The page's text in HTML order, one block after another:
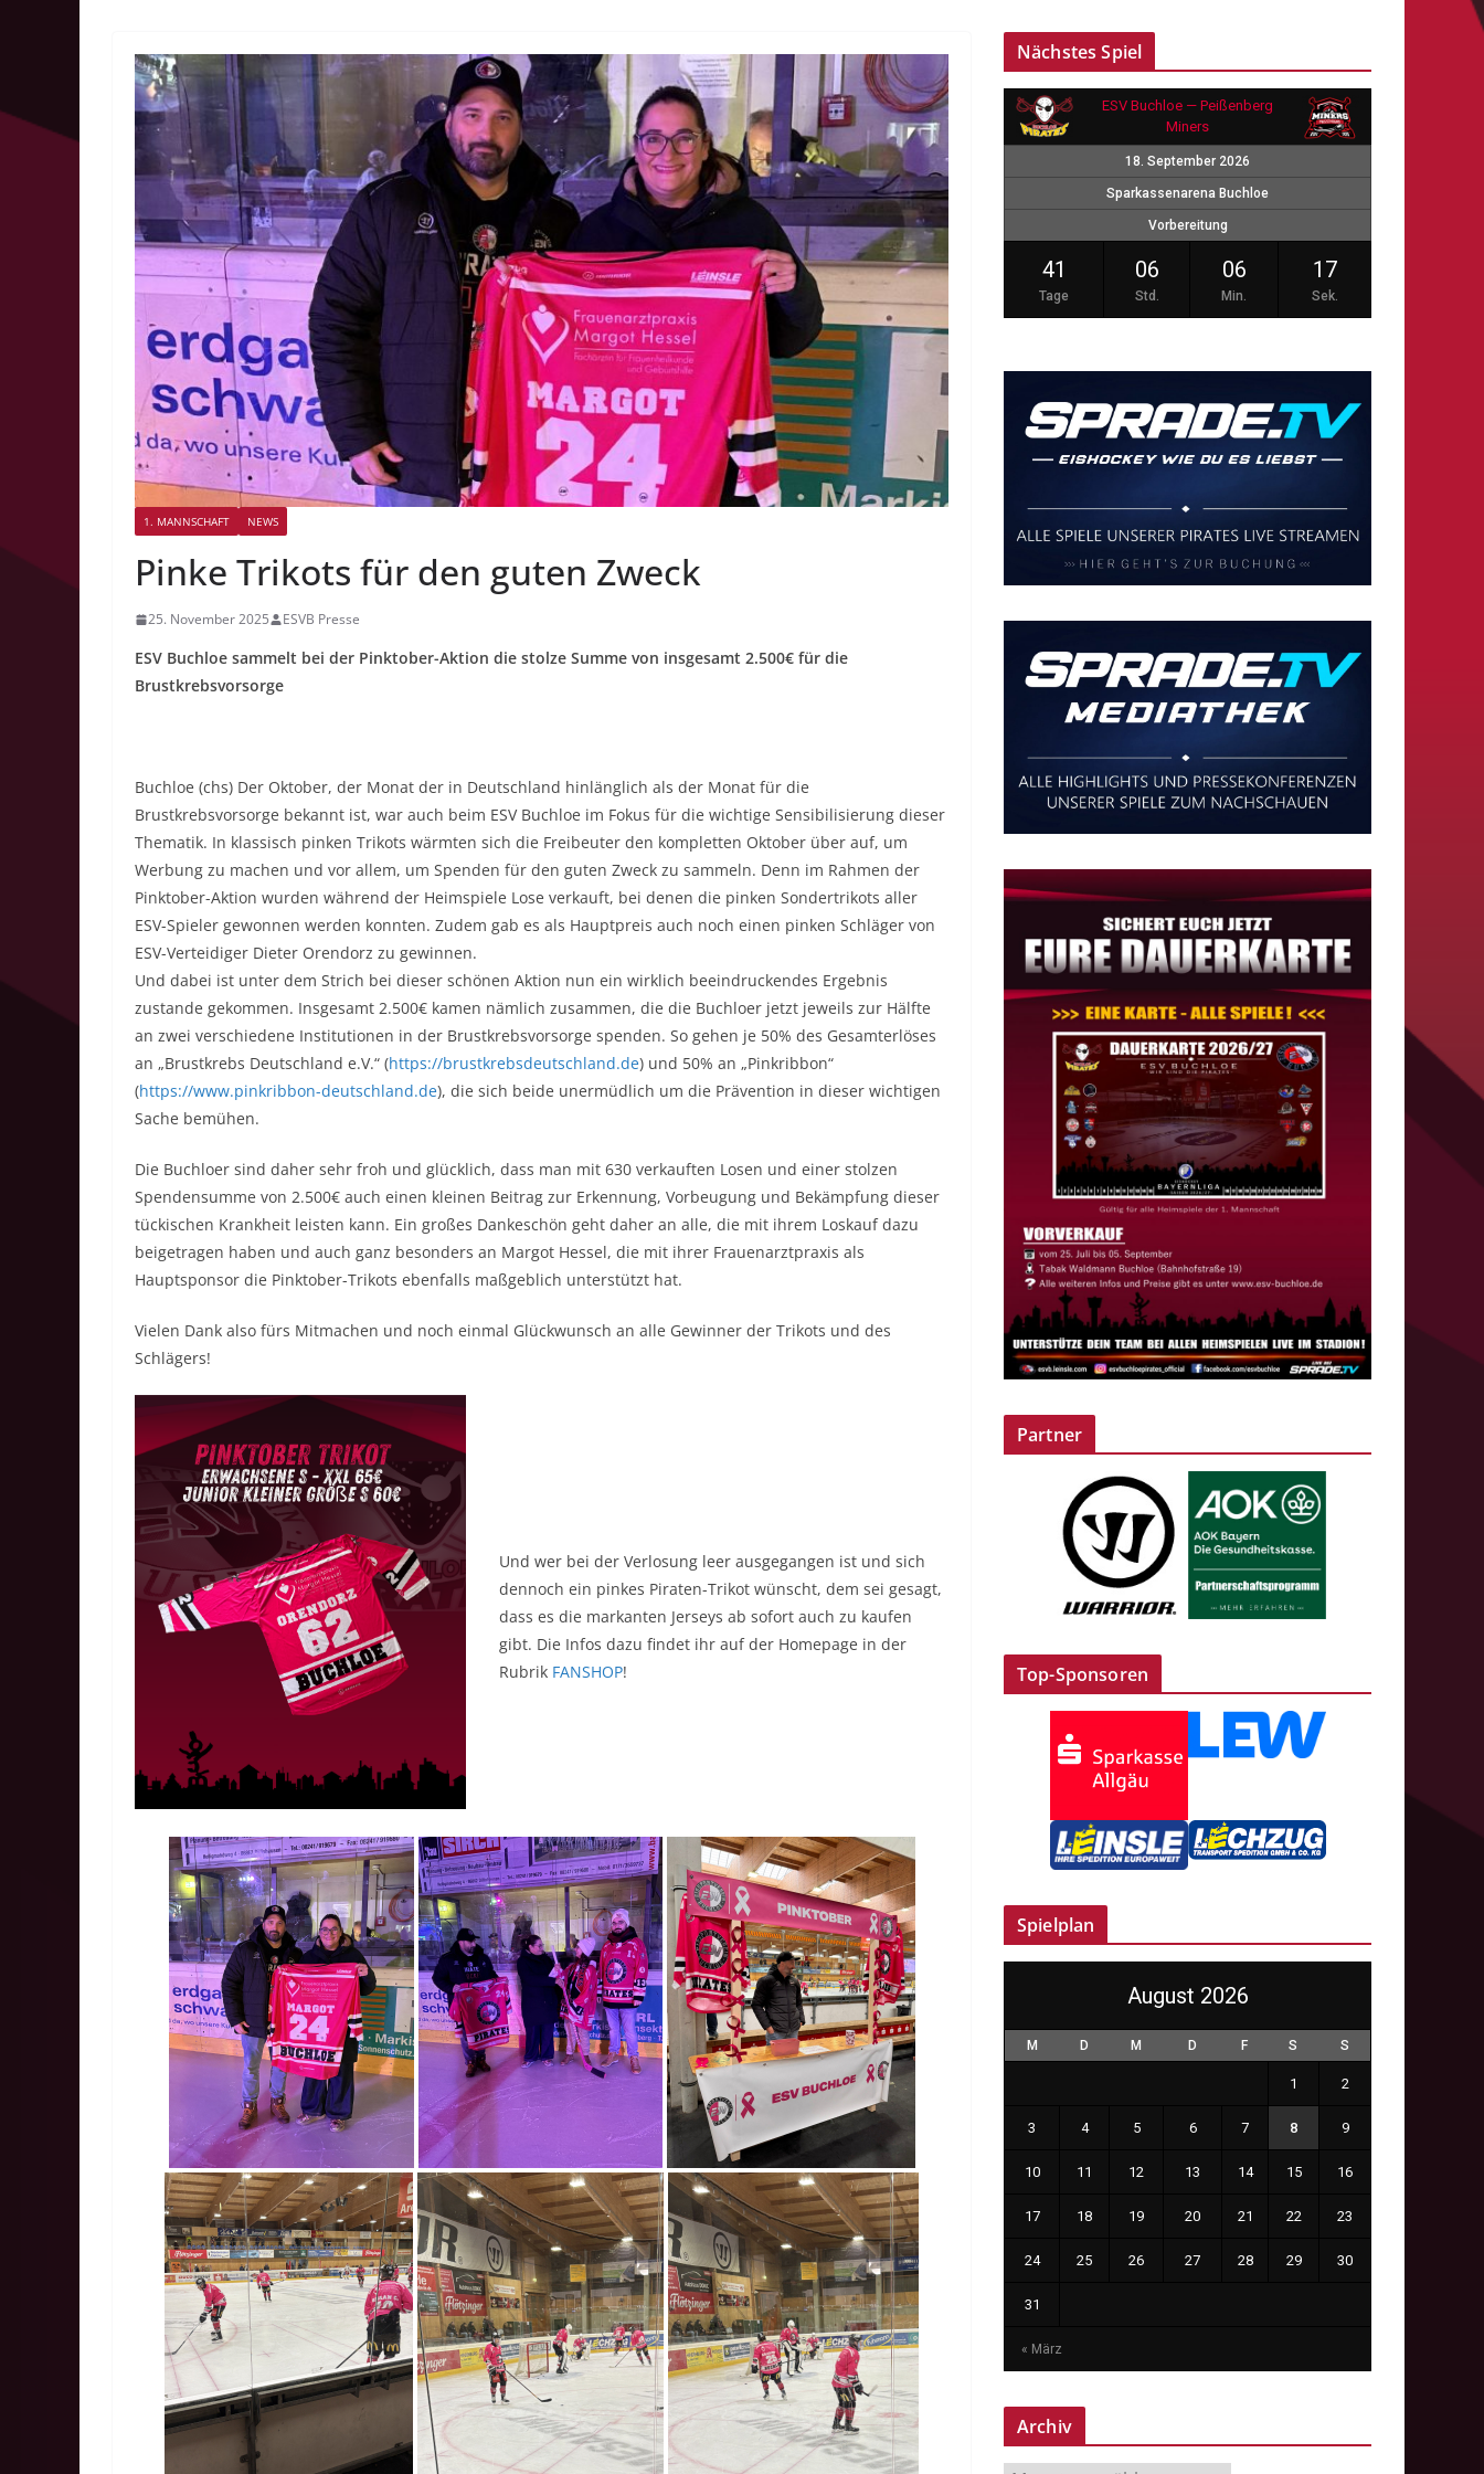
1. MANNSCHAFT NEWS
Pinke Trikots für den guten Zweck
25. November 2025 ESVB Presse
ESV Buchloe sammelt bei der Pinktober-Aktion die stolze Summe von insgesamt 2.500€ für die
Brustkrebsvorsorge
Buchloe (chs) Der Oktober, der Monat der in Deutschland hinlänglich als der Monat für die
Brustkrebsvorsorge bekannt ist, war auch beim ESV Buchloe im Fokus für die wichtige Sensibilisierung dieser
Thematik. In klassisch pinken Trikots wärmten sich die Freibeuter den kompletten Oktober über auf, um
Werbung zu machen und vor allem, um Spenden für den guten Zweck zu sammeln. Denn im Rahmen der
Pinktober-Aktion wurden während der Heimspiele Lose verkauft, bei denen die pinken Sondertrikots aller
ESV-Spieler gewonnen werden konnten. Zudem gab es als Hauptpreis auch noch einen pinken Schläger von
ESV-Verteidiger Dieter Orendorz zu gewinnen.
Und dabei ist unter dem Strich bei dieser schönen Aktion nun ein wirklich beeindruckendes Ergebnis
zustande gekommen. Insgesamt 2.500€ kamen nämlich zusammen, die die Buchloer jetzt jeweils zur Hälfte
an zwei verschiedene Institutionen in der Brustkrebsvorsorge spenden. So gehen je 50% des Gesamterlöses
an „Brustkrebs Deutschland e.V.“ (https://brustkrebsdeutschland.de) und 50% an „Pinkribbon“
(https://www.pinkribbon-deutschland.de), die sich beide unermüdlich um die Prävention in dieser wichtigen
Sache bemühen.
Die Buchloer sind daher sehr froh und glücklich, dass man mit 630 verkauften Losen und einer stolzen
Spendensumme von 2.500€ auch einen kleinen Beitrag zur Erkennung, Vorbeugung und Bekämpfung dieser
tückischen Krankheit leisten kann. Ein großes Dankeschön geht daher an alle, die mit ihrem Loskauf dazu
beigetragen haben und auch ganz besonders an Margot Hessel, die mit ihrer Frauenarztpraxis als
Hauptsponsor die Pinktober-Trikots ebenfalls maßgeblich unterstützt hat.
Vielen Dank also fürs Mitmachen und noch einmal Glückwunsch an alle Gewinner der Trikots und des
Schlägers!
Und wer bei der Verlosung leer ausgegangen ist und sich
dennoch ein pinkes Piraten-Trikot wünscht, dem sei gesagt,
dass es die markanten Jerseys ab sofort auch zu kaufen
gibt. Die Infos dazu findet ihr auf der Homepage in der
Rubrik FANSHOP!
Nächstes Spiel
ESV Buchloe — Peißenberg
Miners
18. September 2026
Sparkassenarena Buchloe
Vorbereitung
41
Tage
06
Std.
06
Min.
16
Sek.
Partner
Top-Sponsoren
Spielplan
August 2026
M D M D F S S
« März
1 2
3 4 5 6 7 8 9
10 11 12 13 14 15 16
17 18 19 20 21 22 23
24 25 26 27 28 29 30
31
Archiv